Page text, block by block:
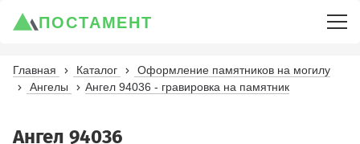
ПОСТАМЕНТ
Главная Каталог
Оформление памятников на могилу
Ангелы
Ангел 94036 - гравировка на памятник
Ангел 94036